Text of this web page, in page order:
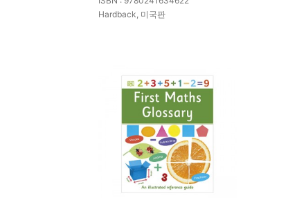
Hardback, 미국판